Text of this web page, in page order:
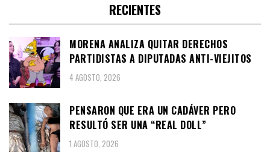
RECIENTES
MORENA ANALIZA QUITAR DERECHOS
PARTIDISTAS A DIPUTADAS ANTI-VIEJITOS
4 AGOSTO, 2026
PENSARON QUE ERA UN CADÁVER PERO
RESULTÓ SER UNA “REAL DOLL”
1 AGOSTO, 2026